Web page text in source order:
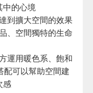
中的心境
到擴大空間的效果
、空間獨特的生命
運用暖色系、飽和
配可以幫助空間建
感